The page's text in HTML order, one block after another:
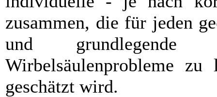
zusammen, die für jeden
und grundlegende
Wirbelsäulenprobleme
geschätzt wird.